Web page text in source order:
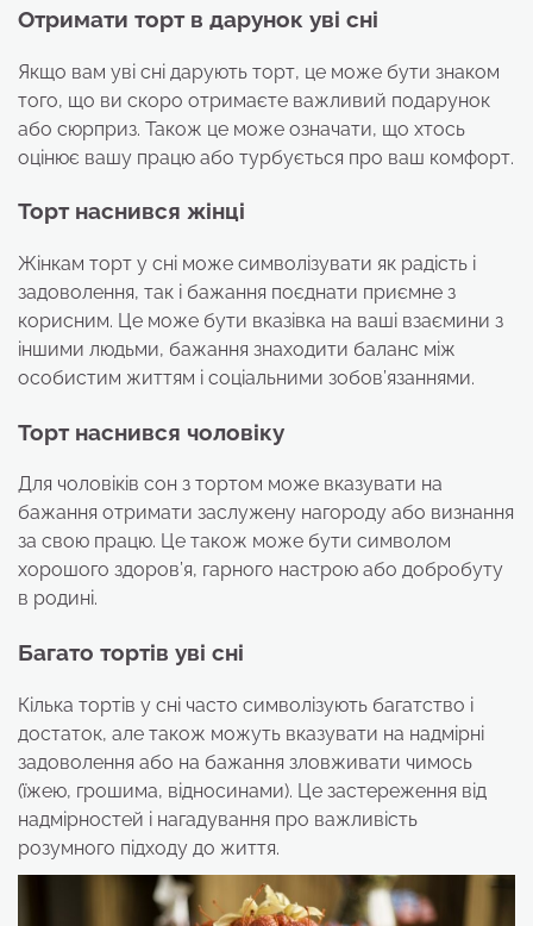
Отримати торт в дарунок уві сні
Якщо вам уві сні дарують торт, це може бути знаком
того, що ви скоро отримаєте важливий подарунок
або сюрприз. Також це може означати, що хтось
оцінює вашу працю або турбується про ваш комфорт.
Торт наснився жінці
Жінкам торт у сні може символізувати як радість і
задоволення, так і бажання поєднати приємне з
корисним. Це може бути вказівка на ваші взаємини з
іншими людьми, бажання знаходити баланс між
особистим життям і соціальними зобов’язаннями.
Торт наснився чоловіку
Для чоловіків сон з тортом може вказувати на
бажання отримати заслужену нагороду або визнання
за свою працю. Це також може бути символом
хорошого здоров’я, гарного настрою або добробуту
в родині.
Багато тортів уві сні
Кілька тортів у сні часто символізують багатство і
достаток, але також можуть вказувати на надмірні
задоволення або на бажання зловживати чимось
(їжею, грошима, відносинами). Це застереження від
надмірностей і нагадування про важливість
розумного підходу до життя.